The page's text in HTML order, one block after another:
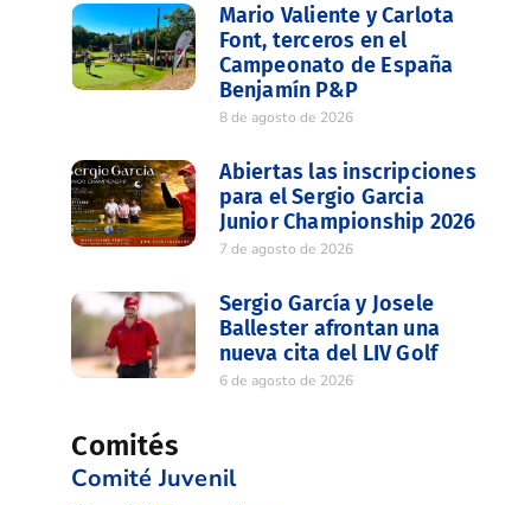
Mario Valiente y Carlota
Font, terceros en el
Campeonato de España
Benjamín P&P
8 de agosto de 2026
Abiertas las inscripciones
para el Sergio Garcia
Junior Championship 2026
7 de agosto de 2026
Sergio García y Josele
Ballester afrontan una
nueva cita del LIV Golf
6 de agosto de 2026
Comités
Comité Juvenil